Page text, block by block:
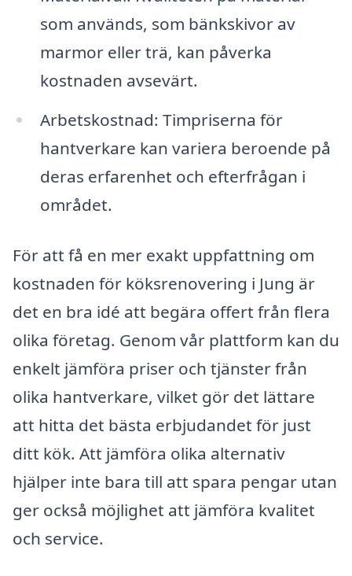
som används, som bänkskivor av
marmor eller trä, kan påverka
kostnaden avsevärt.
Arbetskostnad: Timpriserna för
hantverkare kan variera beroende på
deras erfarenhet och efterfrågan i
området.
För att få en mer exakt uppfattning om
kostnaden för köksrenovering i Jung är
det en bra idé att begära offert från flera
olika företag. Genom vår plattform kan du
enkelt jämföra priser och tjänster från
olika hantverkare, vilket gör det lättare
att hitta det bästa erbjudandet för just
ditt kök. Att jämföra olika alternativ
hjälper inte bara till att spara pengar utan
ger också möjlighet att jämföra kvalitet
och service.